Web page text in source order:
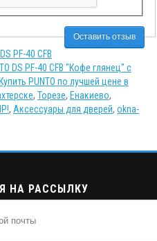
Оставить отзыв
PF-40 CFB
DS PF-40 CFB "Кофе глянец" с
PUNTO по лучшей цене в
, Торезе, Енакиево,
, Аксессуары для дверей, okna-
НА РАССЫЛКУ